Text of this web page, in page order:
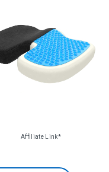
Affiliate Link*